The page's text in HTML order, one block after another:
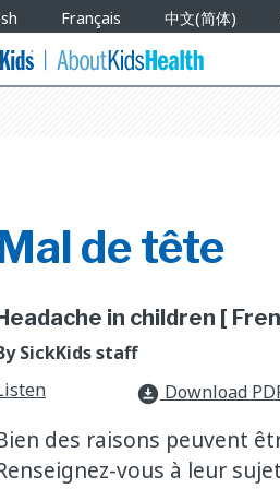
Français 中文(简体)
de tête
in children [
SickKids staff
download_for_offline Download
des raisons peuvent
vous à leur